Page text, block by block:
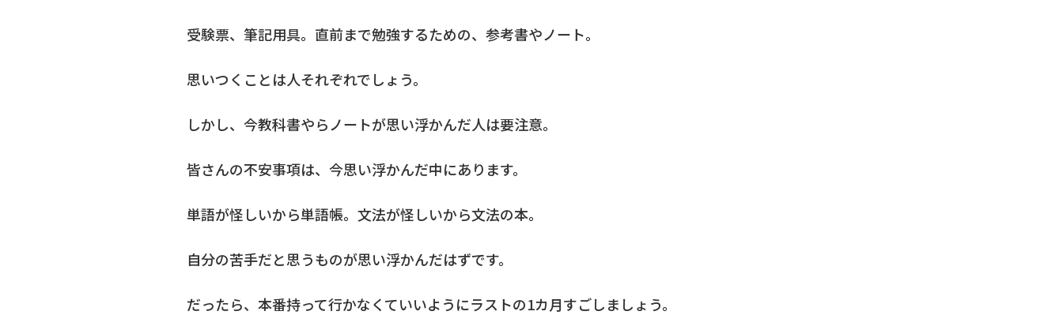
受験票、筆記用具。直前まで勉強するための、参考書やノート。
思いつくことは人それぞれでしょう。
しかし、今教科書やらノートが思い浮かんだ人は要注意。
皆さんの不安事項は、今思い浮かんだ中にあります。
単語が怪しいから単語帳。文法が怪しいから文法の本。
自分の苦手だと思うものが思い浮かんだはずです。
だったら、本番持って行かなくていいようにラストの1カ月すごしましょう。